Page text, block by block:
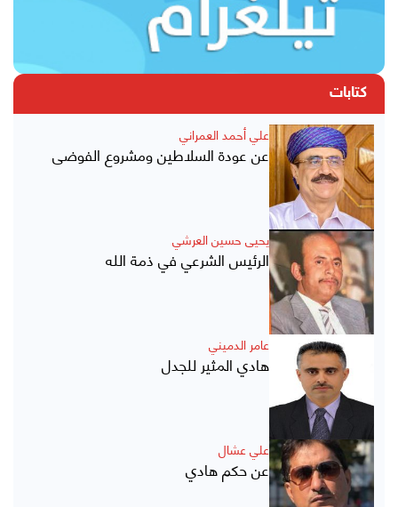
كتابات
علي أحمد العمراني
عن عودة السلاطين ومشروع الفوضى
يحيى حسين العرشي
الرئيس الشرعي في ذمة الله
عامر الدميني
هادي المثير للجدل
علي عشال
عن حكم هادي